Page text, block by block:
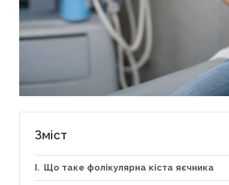
Зміст
Що таке фолікулярна кіста яєчника